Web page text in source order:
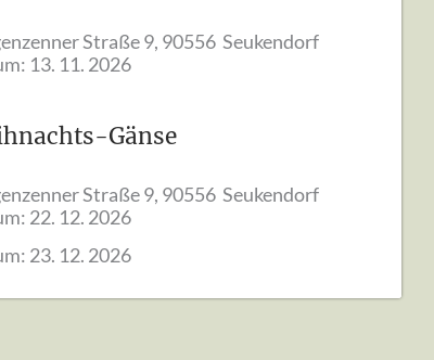
Straße 9, 90556 Seukendorf
13. 11. 2026
Gänse
Straße 9, 90556 Seukendorf
22. 12. 2026
23. 12. 2026